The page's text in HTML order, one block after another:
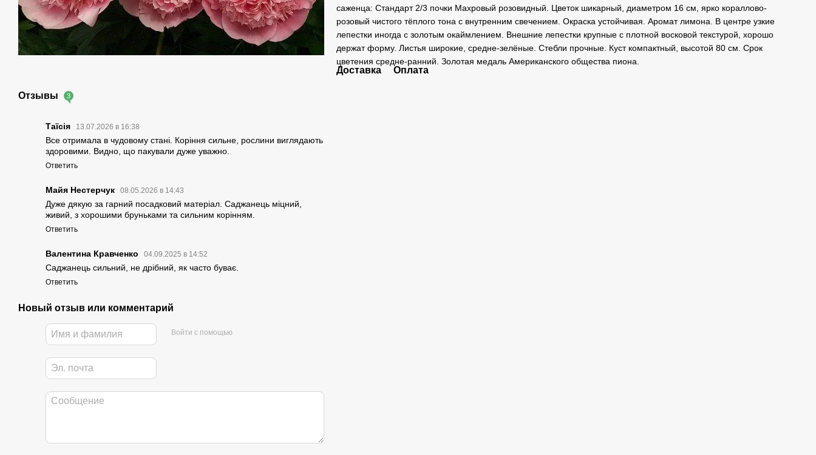
Отзывы 3
Таїсія 13.07.2026 в 16:38
Все отримала в чудовому стані. Коріння сильне, рослини виглядають
здоровими. Видно, що пакували дуже уважно.
Ответить
Майя Нестерчук 08.05.2026 в 14:43
Дуже дякую за гарний посадковий матеріал. Саджанець міцний,
живий, з хорошими бруньками та сильним корінням.
Ответить
Валентина Кравченко 04.09.2025 в 14:52
Саджанець сильний, не дрібний, як часто буває.
Ответить
Новый отзыв или комментарий
Войти с помощью
саженца: Стандарт 2/3 почки Махровый розовидный. Цветок шикарный, диаметром 16 см, ярко кораллово-
розовый чистого тёплого тона с внутренним свечением. Окраска устойчивая. Аромат лимона. В центре узкие
лепестки иногда с золотым окаймлением. Внешние лепестки крупные с плотной восковой текстурой, хорошо
держат форму. Листья широкие, средне-зелёные. Стебли прочные. Куст компактный, высотой 80 см. Срок
цветения средне-ранний. Золотая медаль Американского общества пиона.
Доставка Оплата